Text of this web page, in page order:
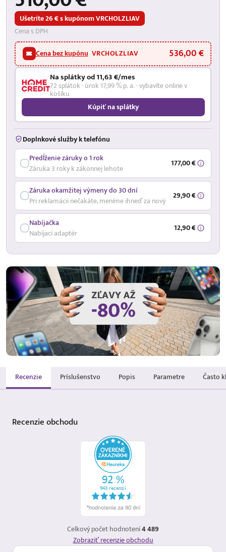
Ušetríte 26 € s kupónom VRCHOLZLIAV
Cena s DPH
Cena bez kupónu VRCHOLZLIAV 536,00 €
Na splátky od 11,63 €/mes
72 splátok · úrok 17,99 % p. a. · vybavíte online v
košíku
Kúpiť na splátky
Doplnkové služby k telefónu
Predĺženie záruky o 1 rok
Záruka 3 roky k zákonnej lehote
177,00 €
Záruka okamžitej výmeny do 30 dní
Pri reklamácii nečakáte, meníme ihneď za nový
29,90 €
Nabíjačka
Nabíjací adaptér
12,90 €
Recenzie Príslušenstvo Popis Parametre Často
Recenzieobchodu
Celkový počet hodnotení4 489
Zobraziť recenzie obchodu